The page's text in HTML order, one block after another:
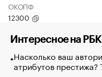
ОКОПФ
12300
Интересное на РБК
Насколько ваш
атрибутов престижа?